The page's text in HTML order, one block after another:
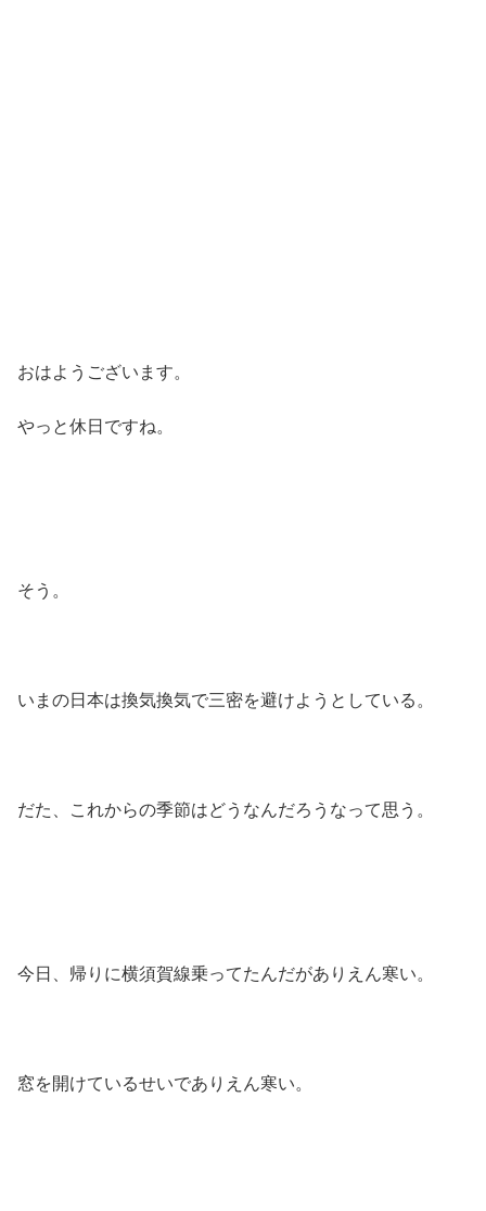
おはようございます。
やっと休日ですね。
そう。
いまの日本は換気換気で三密を避けようとしている。
だた、これからの季節はどうなんだろうなって思う。
今日、帰りに横須賀線乗ってたんだがありえん寒い。
窓を開けているせいでありえん寒い。